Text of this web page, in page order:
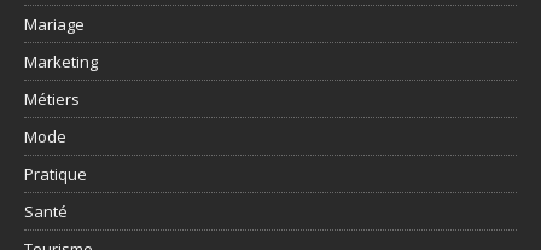
Mariage
Marketing
Métiers
Mode
Pratique
Santé